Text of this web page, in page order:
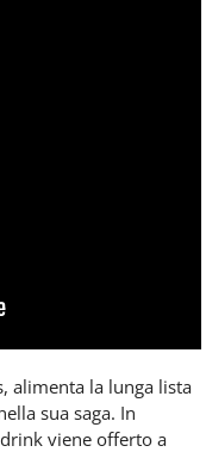
alimenta la lunga lista
sua saga. In
viene offerto a